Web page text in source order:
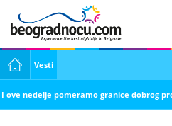
Vesti
I ove nedelje pomeramo granice dobrog